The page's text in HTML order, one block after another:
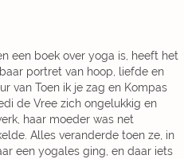
een boek over yoga is, heeft het
portret van hoop, liefde en
van Toen ik je zag en Kompas
de Vree zich ongelukkig en
haar moeder was net
Alles veranderde toen ze, in
een yogales ging, en daar iets